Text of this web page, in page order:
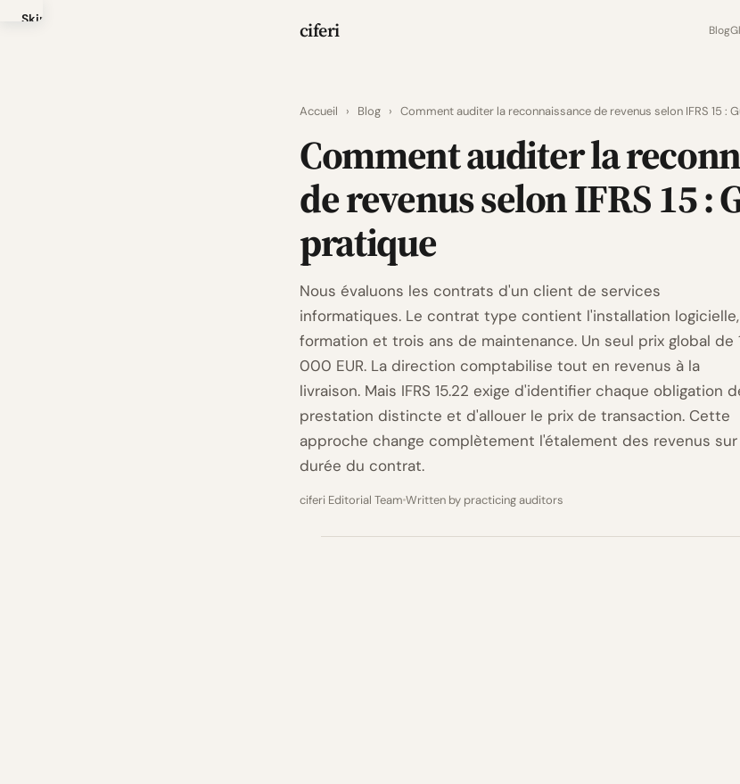
Skip
ciferi Blog
Accueil › Blog › Comment auditer la reconnaissance de revenus selon IFRS 15 :
Comment auditer la
de revenus selon IFRS 15 :
pratique
Nous évaluons les contrats d'un client de services
informatiques. Le contrat type contient l'installation
formation et trois ans de maintenance. Un seul prix global de
000 EUR. La direction comptabilise tout en revenus à la
livraison. Mais IFRS 15.22 exige d'identifier chaque obligation
prestation distincte et d'allouer le prix de transaction. Cette
approche change complètement l'étalement des revenus sur
durée du contrat.
ciferi Editorial Team Written by practicing auditors